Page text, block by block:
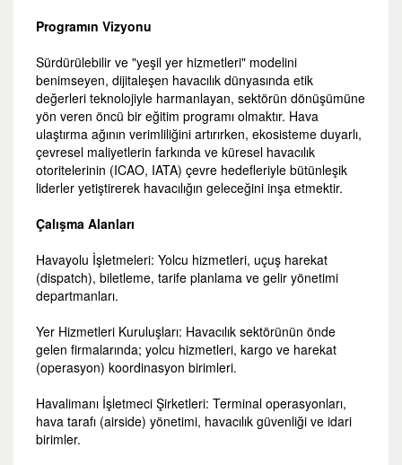
Programın Vizyonu
Sürdürülebilir ve "yeşil yer hizmetleri" modelini
benimseyen, dijitaleşen havacılık dünyasında etik
değerleri teknolojiyle harmanlayan, sektörün dönüşümüne
yön veren öncü bir eğitim programı olmaktır. Hava
ulaştırma ağının verimliliğini artırırken, ekosisteme duyarlı,
çevresel maliyetlerin farkında ve küresel havacılık
otoritelerinin (ICAO, IATA) çevre hedefleriyle bütünleşik
liderler yetiştirerek havacılığın geleceğini inşa etmektir.
Çalışma Alanları
Havayolu İşletmeleri: Yolcu hizmetleri, uçuş harekat
(dispatch), biletleme, tarife planlama ve gelir yönetimi
departmanları.
Yer Hizmetleri Kuruluşları: Havacılık sektörünün önde
gelen firmalarında; yolcu hizmetleri, kargo ve harekat
(operasyon) koordinasyon birimleri.
Havalimanı İşletmeci Şirketleri: Terminal operasyonları,
hava tarafı (airside) yönetimi, havacılık güvenliği ve idari
birimler.